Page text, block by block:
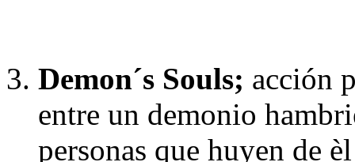
Demon´s Souls; acción
entre un demonio
personas que huyen de